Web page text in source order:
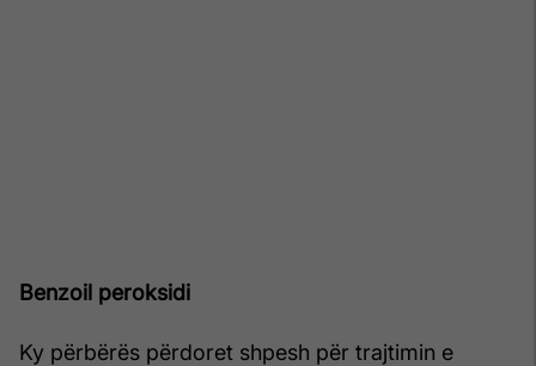
Benzoil peroksidi
Ky përbërës përdoret shpesh për trajtimin e